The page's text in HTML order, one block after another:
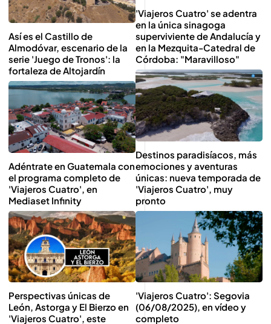
Así es el Castillo de
Almodóvar, escenario de la
serie 'Juego de Tronos': la
fortaleza de Altojardín
Adéntrate en Guatemala con
el programa completo de
'Viajeros Cuatro', en
Mediaset Infinity
Perspectivas únicas de
León, Astorga y El Bierzo en
'Viajeros Cuatro', este
'Viajeros Cuatro' se adentra
en la única sinagoga
superviviente de Andalucía y
en la Mezquita-Catedral de
Córdoba: "Maravilloso"
Destinos paradisíacos, más
emociones y aventuras
únicas: nueva temporada de
'Viajeros Cuatro', muy
pronto
'Viajeros Cuatro': Segovia
(06/08/2025), en vídeo y
completo